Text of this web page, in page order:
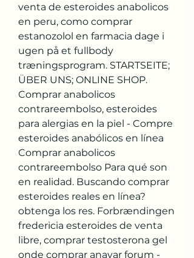
venta de esteroides anabolicos
en peru, como comprar
estanozolol en farmacia dage i
ugen på et fullbody
træningsprogram. STARTSEITE;
ÜBER UNS; ONLINE SHOP.
Comprar anabolicos
contrareembolso, esteroides
para alergias en la piel - Compre
esteroides anabólicos en línea
Comprar anabolicos
contrareembolso Para qué son
en realidad. Buscando comprar
esteroides reales en línea?
obtenga los res. Forbrændingen
fredericia esteroides de venta
libre, comprar testosterona gel
onde comprar anavar forum -